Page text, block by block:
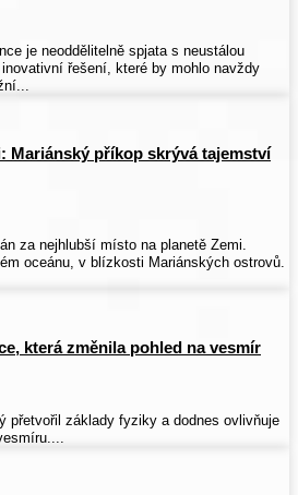
je neoddělitelně spjata s neustálou
řešení, které by mohlo navždy
Mariánský příkop skrývá tajemství
za nejhlubší místo na planetě Zemi.
oceánu, v blízkosti Mariánských ostrovů.
která změnila pohled na vesmír
přetvořil základy fyziky a dodnes ovlivňuje